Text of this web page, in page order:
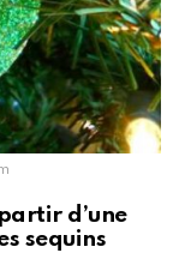
d’une
sequins